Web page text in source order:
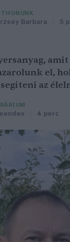
Barbara 5
el,
az
4 perc